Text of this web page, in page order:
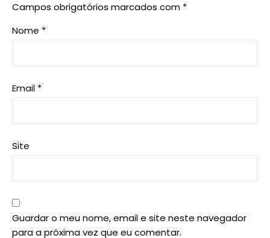
Campos obrigatórios marcados com *
Nome *
Email *
Site
Guardar o meu nome, email e site neste navegador
para a próxima vez que eu comentar.